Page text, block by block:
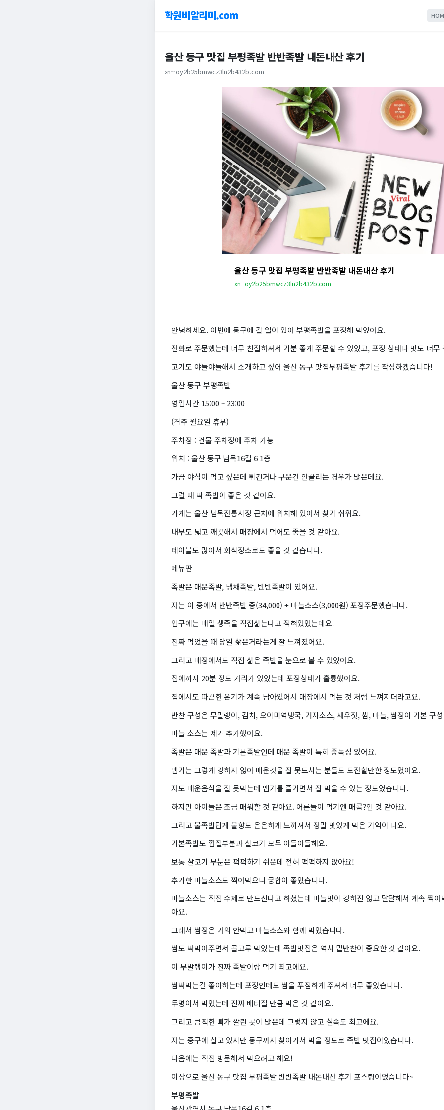
학원비알리미.com
울산 동구 맛집 부평족발 반반족발 내돈내산 후기
xn--oy2b25bmwcz3ln2b432b.com
울산 동구 맛집 부평족발 반반족발 내돈내산 후기
xn--oy2b25bmwcz3ln2b432b.com
안녕하세요. 이번에 동구에 갈 일이 있어 부평족발을 포장해 먹었어요.
전화로 주문했는데 너무 친절하셔서 기분 좋게 주문할 수 있었고, 포장 상태나 맛도 너무
고기도 야들야들해서 소개하고 싶어 울산 동구 맛집부평족발 후기를 작성하겠습니다!
울산 동구 부평족발
영업시간 15:00 ~ 23:00
(격주 월요일 휴무)
주차장 : 건물 주차장에 주차 가능
위치 : 울산 동구 남목16길 6 1층
가끔 야식이 먹고 싶은데 튀긴거나 구운건 안끌리는 경우가 많은데요.
그럴 때 딱 족발이 좋은 것 같아요.
가게는 울산 남목전통시장 근처에 위치해 있어서 찾기 쉬워요.
내부도 넓고 깨끗해서 매장에서 먹어도 좋을 것 같아요.
테이블도 많아서 회식장소로도 좋을 것 같습니다.
메뉴판
족발은 매운족발, 냉채족발, 반반족발이 있어요.
저는 이 중에서 반반족발 중(34,000) + 마늘소스(3,000원) 포장주문했습니다.
입구에는 매일 생족을 직접삶는다고 적혀있었는데요.
진짜 먹었을 때 당일 삶은거라는게 잘 느껴졌어요.
그리고 매장에서도 직접 삶은 족발을 눈으로 볼 수 있었어요.
집에까지 20분 정도 거리가 있었는데 포장상태가 훌륭했어요.
집에서도 따끈한 온기가 계속 남아있어서 매장에서 먹는 것 처럼 느껴지더라고요.
반찬 구성은 무말랭이, 김치, 오이미역냉국, 겨자소스, 새우젓, 쌈, 마늘, 쌈장이 기본 구
마늘 소스는 제가 추가했어요.
족발은 매운 족발과 기본족발인데 매운 족발이 특히 중독성 있어요.
맵기는 그렇게 강하지 않아 매운것을 잘 못드시는 분들도 도전할만한 정도였어요.
저도 매운음식을 잘 못먹는데 맵기를 즐기면서 잘 먹을 수 있는 정도였습니다.
하지만 아이들은 조금 매워할 것 같아요. 어른들이 먹기엔 매콤?인 것 같아요.
그리고 불족발답게 불향도 은은하게 느껴져서 정말 맛있게 먹은 기억이 나요.
기본족발도 껍질부분과 살코기 모두 야들야들해요.
보통 살코기 부분은 퍽퍽하기 쉬운데 전혀 퍽퍽하지 않아요!
추가한 마늘소스도 찍어먹으니 궁합이 좋았습니다.
마늘소스는 직접 수제로 만드신다고 하셨는데 마늘맛이 강하진 않고 달달해서 계속 찍어
아요.
그래서 쌈장은 거의 안먹고 마늘소스와 함께 먹었습니다.
쌈도 싸먹어주면서 골고루 먹었는데 족발맛집은 역시 밑반찬이 중요한 것 같아요.
이 무말랭이가 진짜 족발이랑 먹기 최고에요.
쌈싸먹는걸 좋아하는데 포장인데도 쌈을 푸짐하게 주셔서 너무 좋았습니다.
두명이서 먹었는데 진짜 배터질 만큼 먹은 것 같아요.
그리고 큼직한 뼈가 깔린 곳이 많은데 그렇지 않고 실속도 최고에요.
저는 중구에 살고 있지만 동구까지 찾아가서 먹을 정도로 족발 맛집이었습니다.
다음에는 직접 방문해서 먹으려고 해요!
이상으로 울산 동구 맛집 부평족발 반반족발 내돈내산 후기 포스팅이었습니다~
부평족발